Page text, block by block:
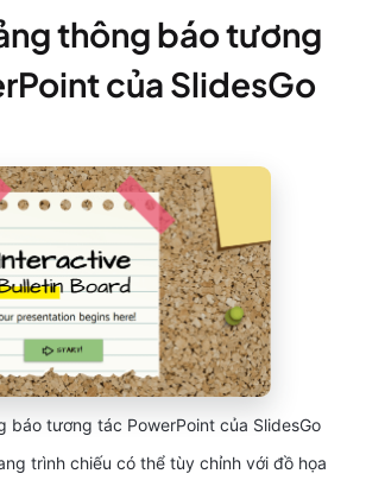
thông báo tương
của SlidesGo
báo tương tác PowerPoint của SlidesGo
trình chiếu có thể tùy chỉnh với đồ họa